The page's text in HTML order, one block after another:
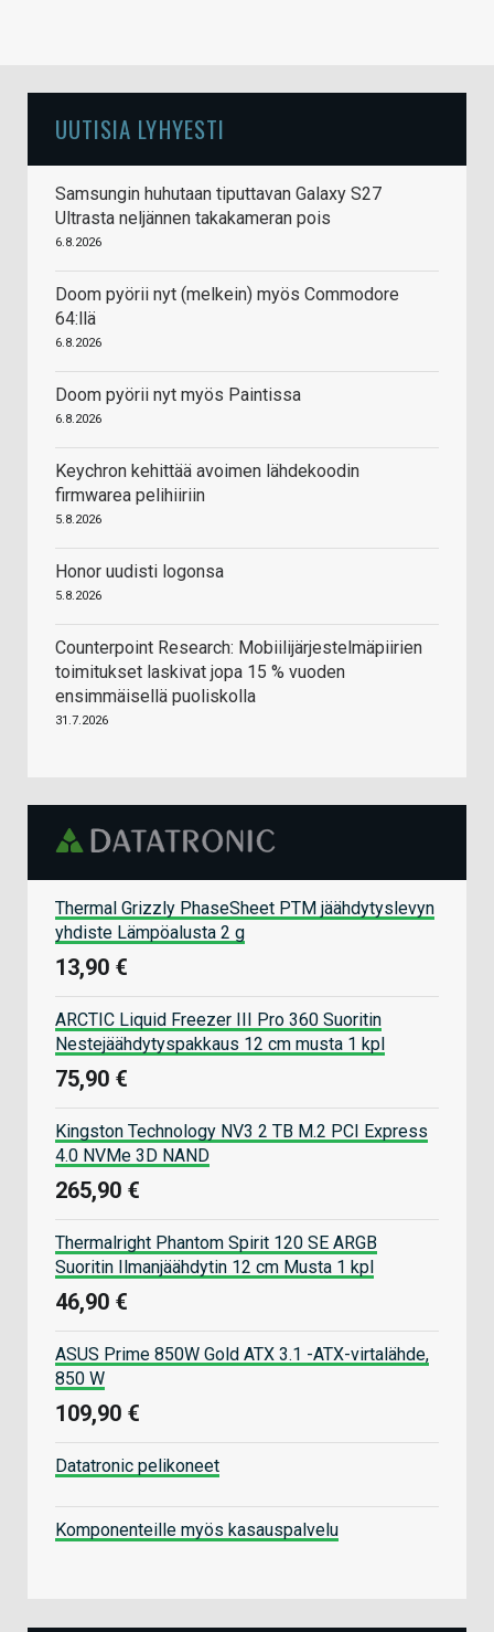
UUTISIA LYHYESTI
Samsungin huhutaan tiputtavan Galaxy S27
Ultrasta neljännen takakameran pois
6.8.2026
Doom pyörii nyt (melkein) myös Commodore
64:llä
6.8.2026
Doom pyörii nyt myös Paintissa
6.8.2026
Keychron kehittää avoimen lähdekoodin
firmwarea pelihiiriin
5.8.2026
Honor uudisti logonsa
5.8.2026
Counterpoint Research: Mobiilijärjestelmäpiirien
toimitukset laskivat jopa 15 % vuoden
ensimmäisellä puoliskolla
31.7.2026
Thermal Grizzly PhaseSheet PTM jäähdytyslevyn
yhdiste Lämpöalusta 2 g
13,90 €
ARCTIC Liquid Freezer III Pro 360 Suoritin
Nestejäähdytyspakkaus 12 cm musta 1 kpl
75,90 €
Kingston Technology NV3 2 TB M.2 PCI Express
4.0 NVMe 3D NAND
265,90 €
Thermalright Phantom Spirit 120 SE ARGB
Suoritin Ilmanjäähdytin 12 cm Musta 1 kpl
46,90 €
ASUS Prime 850W Gold ATX 3.1 -ATX-virtalähde,
850 W
109,90 €
Datatronic pelikoneet
Komponenteille myös kasauspalvelu